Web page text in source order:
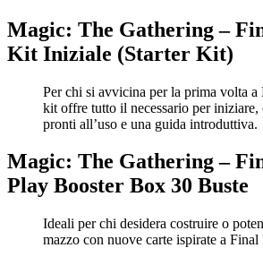
Magic: The Gathering –
Kit Iniziale (Starter Kit)
Per chi si avvicina per la prima volta a
kit offre tutto il necessario per iniziare,
pronti all’uso e una guida introduttiva.
Magic: The Gathering –
Play Booster Box 30 Buste
Ideali per chi desidera costruire o
mazzo con nuove carte ispirate a Final